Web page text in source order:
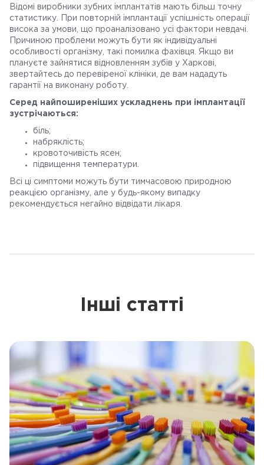
Відомі виробники зубних імплантатів мають більш точну
статистику. При повторній імплантації успішність операції
висока за умови, що проаналізовано усі фактори невдачі.
Причиною проблеми можуть бути як індивідуальні
особливості організму, такі помилка фахівця. Якщо ви
плануєте зайнятися відновленням зубів у Харкові,
звертайтесь до перевіреної клініки, де вам нададуть
гарантії на виконану роботу.
Серед найпоширеніших ускладнень при імплантації
зустрічаються:
біль;
набряклість;
кровоточивість ясен;
підвищення температури.
Всі ці симптоми можуть бути тимчасовою природною
реакцією організму, але у будь-якому випадку
рекомендується негайно відвідати лікаря.
Інші статті